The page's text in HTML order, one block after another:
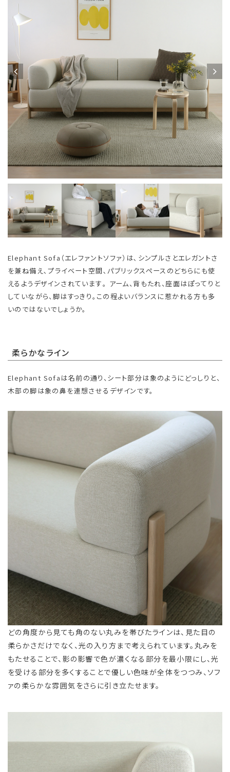
Elephant Sofa（エレファントソファ）は､シンプルさとエレガントさ
を兼ね備え､プライベート空間､パブリックスペースのどちらにも使
えるようデザインされています｡ アーム、背もたれ、座面はぽってりと
していながら、脚はすっきり。この程よいバランスに惹かれる方も多
いのではないでしょうか。
柔らかなライン
Elephant Sofaは名前の通り、シート部分は象のようにどっしりと、
木部の脚は象の鼻を連想させるデザインです。
どの角度から見ても角のない丸みを帯びたラインは、見た目の
柔らかさだけでなく、光の入り方まで考えられています。丸みを
もたせることで、影の影響で色が濃くなる部分を最小限にし、光
を受ける部分を多くすることで優しい色味が全体をつつみ、ソフ
ァの柔らかな雰囲気をさらに引き立たせます。